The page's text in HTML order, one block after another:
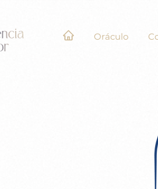
Oráculo